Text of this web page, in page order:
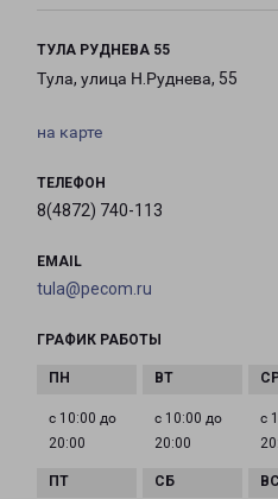
ТУЛА РУДНЕВА 55
Тула, улица Н.Руднева, 55
на карте
ТЕЛЕФОН
8(4872) 740-113
EMAIL
tula@pecom.ru
ГРАФИК РАБОТЫ
с 10:00 до
20:00
с 10:00 до
20:00
с